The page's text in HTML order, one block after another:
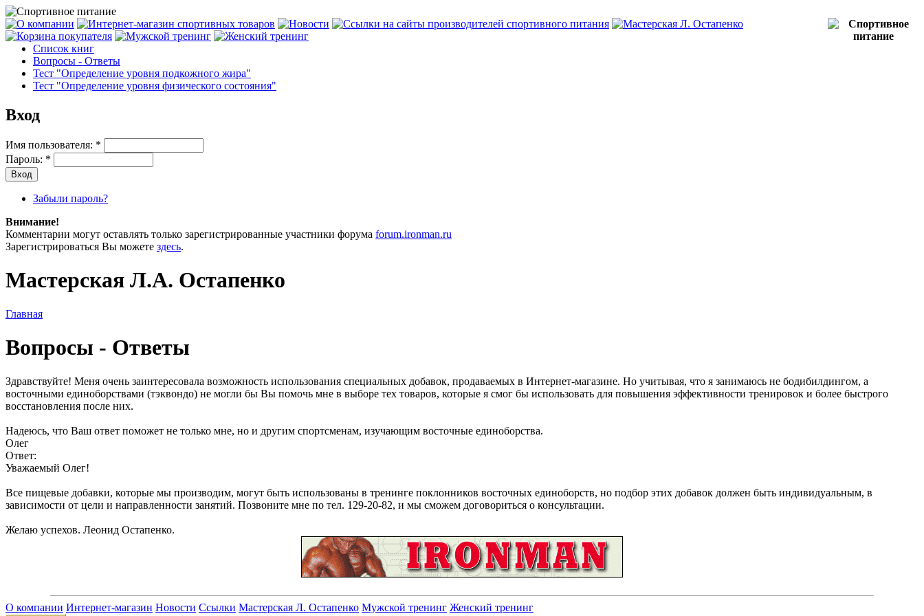
Список книг
Вопросы - Ответы
Тест "Определение уровня подкожного жира"
Тест "Определение уровня физического состояния"
Вход
Имя пользователя: *
Пароль: *
Забыли пароль?
Внимание!
Комментарии могут оставлять только зарегистрированные участники форума forum.ironman.ru
Зарегистрироваться Вы можете здесь.
Мастерская Л.А. Остапенко
Главная
Вопросы - Ответы
Здравствуйте! Меня очень заинтересовала возможность использования специальных добавок, продаваемых в Интернет-магазине. Но учитывая, что я занимаюсь не бодибилдингом, а
восточными единоборствами (тэквондо) не могли бы Вы помочь мне в выборе тех товаров, которые я смог бы использовать для повышения эффективности тренировок и более быстрого
восстановления после них.
Надеюсь, что Ваш ответ поможет не только мне, но и другим спортсменам, изучающим восточные единоборства.
Олег
Ответ:
Уважаемый Олег!
Все пищевые добавки, которые мы производим, могут быть использованы в тренинге поклонников восточных единоборств, но подбор этих добавок должен быть индивидуальным, в
зависимости от цели и направленности занятий. Позвоните мне по тел. 129-20-82, и мы сможем договориться о консультации.
Желаю успехов. Леонид Остапенко.
О компании Интернет-магазин Новости Ссылки Мастерская Л. Остапенко Мужской тренинг Женский тренинг